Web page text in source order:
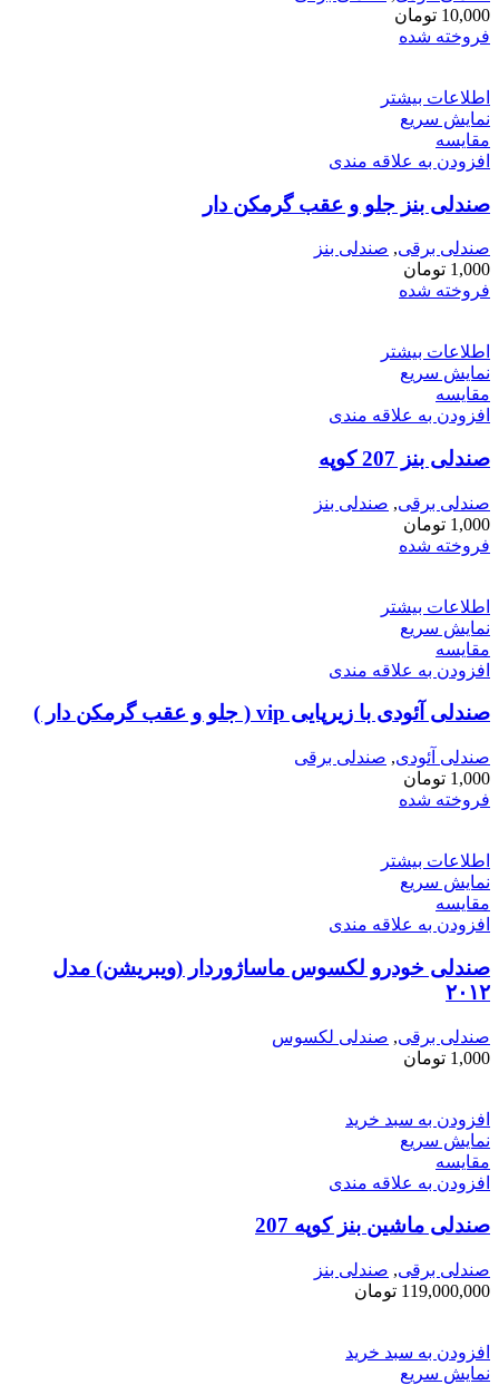
10,000 تومان
فروخته شده
اطلاعات بیشتر
نمایش سریع
مقايسه
افزودن به علاقه مندی
صندلی بنز جلو و عقب گرمکن دار
صندلی برقی, صندلی بنز
1,000 تومان
فروخته شده
اطلاعات بیشتر
نمایش سریع
مقايسه
افزودن به علاقه مندی
صندلی بنز 207 کوپه
صندلی برقی, صندلی بنز
1,000 تومان
فروخته شده
اطلاعات بیشتر
نمایش سریع
مقايسه
افزودن به علاقه مندی
صندلی آئودی با زیرپایی vip ( جلو و عقب گرمکن دار )
صندلی آئودی, صندلی برقی
1,000 تومان
فروخته شده
اطلاعات بیشتر
نمایش سریع
مقايسه
افزودن به علاقه مندی
صندلی خودرو لکسوس ماساژوردار (ویبریشن) مدل
۲۰۱۲
صندلی برقی, صندلی لکسوس
1,000 تومان
افزودن به سبد خرید
نمایش سریع
مقايسه
افزودن به علاقه مندی
صندلی ماشین بنز کوپه 207
صندلی برقی, صندلی بنز
119,000,000 تومان
افزودن به سبد خرید
نمایش سریع